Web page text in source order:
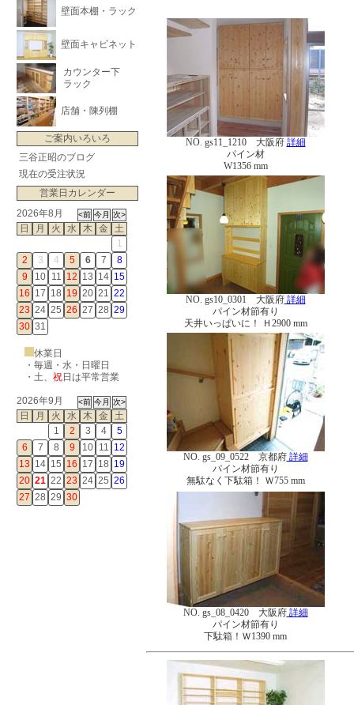
壁面本棚・ラック
壁面キャビネット
カウンター下
ラック
店舗・陳列棚
ご案内いろいろ
三谷正昭のブログ
現在の受注状況
営業日カレンダー
2026年8月
日
月 火 水 木 金
土
1
2
3 4 5 6 7
8
9
10 11 12 13 14 15
16 17 18 19 20 21 22
23 24 25 26 27 28 29
30 31
休業日
・毎週・水・日曜日
・ 土、 祝日は平常営業
2026年9月
日
月 火 水 木 金
土
1
2 3 4
5
6
7 8 9 10 11 12
13 14 15 16 17 18 19
20 21 22 23 24 25 26
27 28 29 30
NO. gs11_1210 大阪府 詳細
パイン材
W1356 mm
NO. gs10_0301 大阪府詳細
パイン材節有り
天井いっぱいに！ Ｈ2900 mm
NO. gs_09_0522 京都府詳細
パイン材節有り
無駄なく下駄箱！ Ｗ755 mm
NO. gs_08_0420 大阪府詳細
パイン材節有り
下駄箱！Ｗ1390 mm